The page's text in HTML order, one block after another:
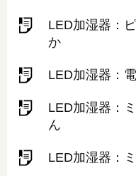
LED加湿器：
か
LED加湿器：
LED加湿器：
ん
LED加湿器：